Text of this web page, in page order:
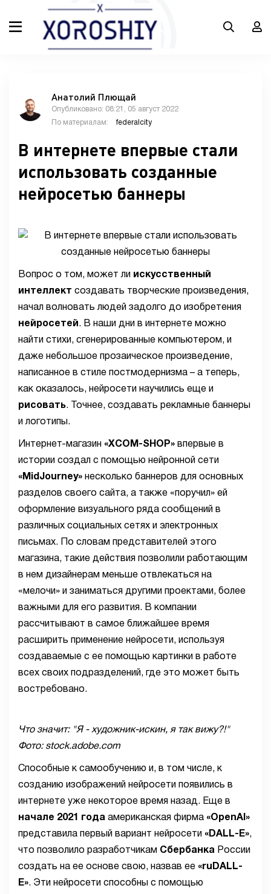
Анатолий Плющай
Опубликовано: 08:21, 05 август 2022
По материалам:
federalcity
В интернете впервые стали
использовать созданные
нейросетью баннеры
Вопрос о том, может ли
искусственный
интеллект создавать творческие произведения,
начал волновать людей задолго до изобретения
нейросетей . В наши дни в интернете можно
найти стихи, сгенерированные компьютером, и
даже небольшое прозаическое произведение,
написанное в стиле постмодернизма – а теперь,
как оказалось, нейросети научились еще и
рисовать. Точнее, создавать рекламные баннеры
и логотипы.
Интернет-магазин «XCOM-SHOP» впервые в
истории создал с помощью нейронной сети
«MidJourney» несколько баннеров для основных
разделов своего сайта, а также «поручил» ей
оформление визуального ряда сообщений в
различных социальных сетях и электронных
письмах. По словам представителей этого
магазина, такие действия позволили работающим
в нем дизайнерам меньше отвлекаться на
«мелочи» и заниматься другими проектами, более
важными для его развития. В компании
рассчитывают в самое ближайшее время
расширить применение нейросети, используя
создаваемые с ее помощью картинки в работе
всех своих подразделений, где это может быть
востребовано.
Что значит: "Я - художник-искин, я так вижу?!"
Фото: stock.adobe.com
Способные к самообучению и, в том числе, к
созданию изображений нейросети появились в
интернете уже некоторое время назад. Еще в
начале 2021 года американская фирма «OpenAI»
представила первый вариант нейросети «DALL-E»,
что позволило разработчикам Сбербанка России
создать на ее основе свою, назвав ее «ruDALL-
E». Эти нейросети способны с помощью